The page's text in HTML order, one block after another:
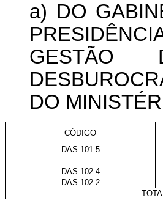
a) DO
GESTÃO
DO
CÓDIGO
DAS 101.5
DAS 102.4
DAS 102.2